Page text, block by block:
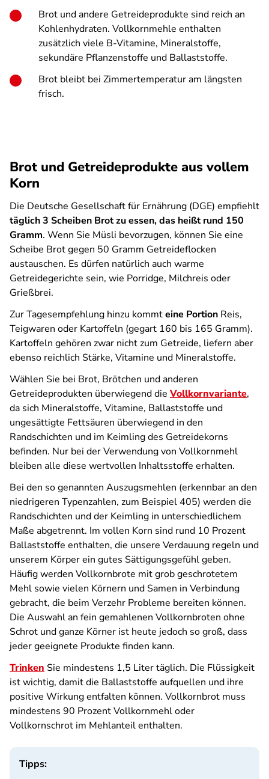
Brot und andere Getreideprodukte sind reich an
Kohlenhydraten. Vollkornmehle enthalten
zusätzlich viele B-Vitamine, Mineralstoffe,
sekundäre Pflanzenstoffe und Ballaststoffe.
Brot bleibt bei Zimmertemperatur am längsten
frisch.
Brot und Getreideprodukte aus vollem
Korn
Die Deutsche Gesellschaft für Ernährung (DGE) empfiehlt
täglich 3 Scheiben Brot zu essen, das heißt rund 150
Gramm. Wenn Sie Müsli bevorzugen, können Sie eine
Scheibe Brot gegen 50 Gramm Getreideflocken
austauschen. Es dürfen natürlich auch warme
Getreidegerichte sein, wie Porridge, Milchreis oder
Grießbrei.
Zur Tagesempfehlung hinzu kommteine Portion Reis,
Teigwaren oder Kartoffeln (gegart 160 bis 165 Gramm).
Kartoffeln gehören zwar nicht zum Getreide, liefern aber
ebenso reichlich Stärke, Vitamine und Mineralstoffe.
Wählen Sie bei Brot, Brötchen und anderen
Getreideprodukten überwiegend die Vollkornvariante,
da sich Mineralstoffe, Vitamine, Ballaststoffe und
ungesättigte Fettsäuren überwiegend in den
Randschichten und im Keimling des Getreidekorns
befinden. Nur bei der Verwendung von Vollkornmehl
bleiben alle diese wertvollen Inhaltsstoffe erhalten.
Bei den so genannten Auszugsmehlen (erkennbar an den
niedrigeren Typenzahlen, zum Beispiel 405) werden die
Randschichten und der Keimling in unterschiedlichem
Maße abgetrennt. Im vollen Korn sind rund 10 Prozent
Ballaststoffe enthalten, die unsere Verdauung regeln und
unserem Körper ein gutes Sättigungsgefühl geben.
Häufig werden Vollkornbrote mit grob geschrotetem
Mehl sowie vielen Körnern und Samen in Verbindung
gebracht, die beim Verzehr Probleme bereiten können.
Die Auswahl an fein gemahlenen Vollkornbroten ohne
Schrot und ganze Körner ist heute jedoch so groß, dass
jeder geeignete Produkte finden kann.
Trinken Sie mindestens 1,5 Liter täglich. Die Flüssigkeit
ist wichtig, damit die Ballaststoffe aufquellen und ihre
positive Wirkung entfalten können. Vollkornbrot muss
mindestens 90 Prozent Vollkornmehl oder
Vollkornschrot im Mehlanteil enthalten.
Tipps: